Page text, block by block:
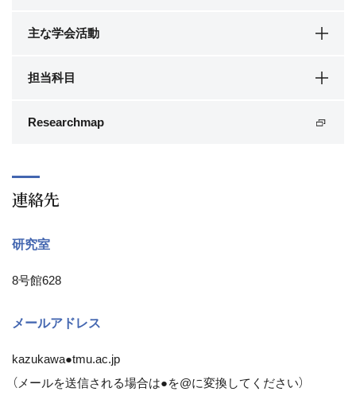
主な学会活動
担当科目
Researchmap
連絡先
研究室
8号館628
メールアドレス
kazukawa●tmu.ac.jp
（メールを送信される場合は●を@に変換してください）